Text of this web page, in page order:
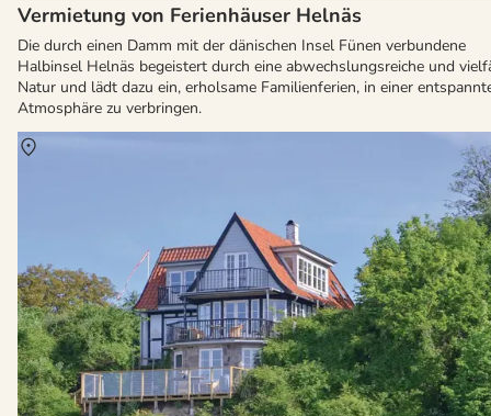
Vermietung von Ferienhäuser Helnäs
Die durch einen Damm mit der dänischen Insel Fünen verbundene
Halbinsel Helnäs begeistert durch eine abwechslungsreiche und
Natur und lädt dazu ein, erholsame Familienferien, in einer
Atmosphäre zu verbringen.